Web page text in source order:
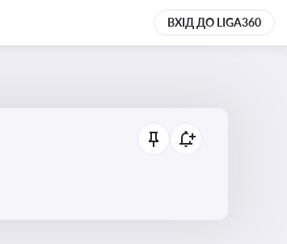
ВХІД ДО LIGA360